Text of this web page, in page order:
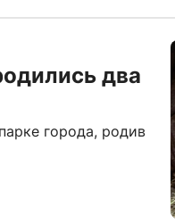
два
города, родив